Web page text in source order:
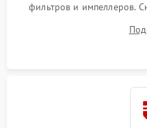
фильтров и импеллеров.
циркуляционному